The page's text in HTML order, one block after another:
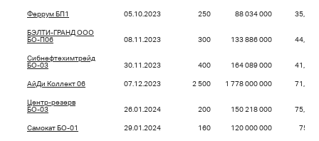
Феррум БП1 05.10.2023 250 88 034 000 35,21%
БЭЛТИ-ГРАНД ООО
БО-П06
08.11.2023 300 133 886 000 44,63%
Сибнефтехимтрейд
БО-03
30.11.2023 400 164 089 000 41,02%
АйДи Коллект 06 07.12.2023 2 500 1 778 000 000 71,12%
Центр-резерв
БО-03
26.01.2024 200 150 218 000 75,11%
Самокат БО-01 29.01.2024 160 120 000 000 75,0%